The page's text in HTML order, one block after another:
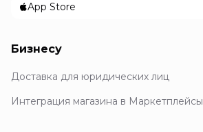
App Store
Бизнесу
Доставка для юридических лиц
Интеграция магазина в Маркетплейсы